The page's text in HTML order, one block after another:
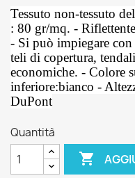
Tessuto non-tessuto
: 80 gr/mq. -
- Si può impiegare
teli di copertura,
economiche. - Colore
inferiore:bianco -
DuPont
Quantità
